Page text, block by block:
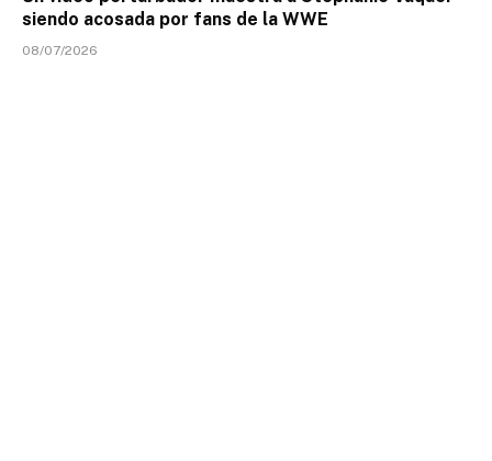
siendo acosada por fans de la WWE
08/07/2026